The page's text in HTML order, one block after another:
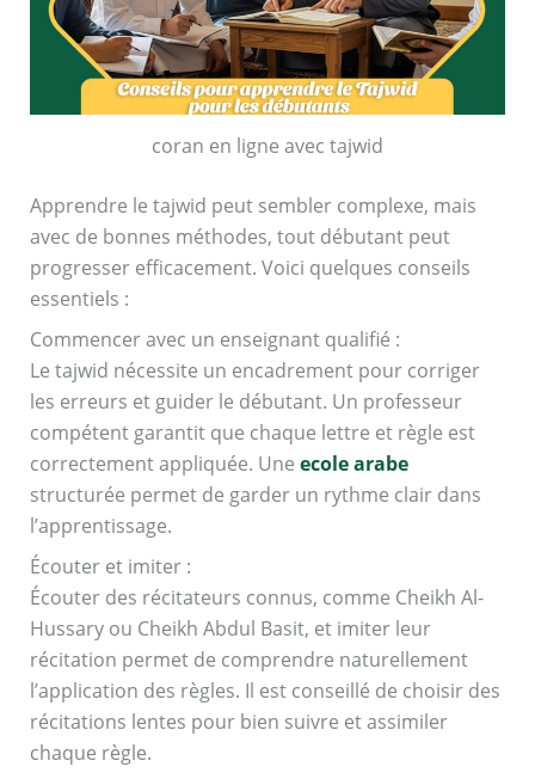
coran en ligne avec tajwid
Apprendre le tajwid peut sembler complexe, mais
avec de bonnes méthodes, tout débutant peut
progresser efficacement. Voici quelques conseils
essentiels :
Commencer avec un enseignant qualifié :
Le tajwid nécessite un encadrement pour corriger
les erreurs et guider le débutant. Un professeur
compétent garantit que chaque lettre et règle est
correctement appliquée. Une ecole arabe
structurée permet de garder un rythme clair dans
l’apprentissage.
Écouter et imiter :
Écouter des récitateurs connus, comme Cheikh Al-
Hussary ou Cheikh Abdul Basit, et imiter leur
récitation permet de comprendre naturellement
l’application des règles. Il est conseillé de choisir des
récitations lentes pour bien suivre et assimiler
chaque règle.